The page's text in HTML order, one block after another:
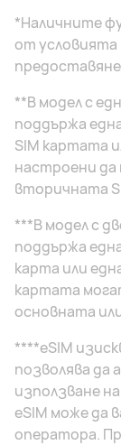
*Наличните
от
**В модел с
поддържа
SIM картата
настроени
вторичната
***В модел с
поддържа
карта или
картата
основната
****eSIM
позволява да
използване
eSIM може да
оператора.